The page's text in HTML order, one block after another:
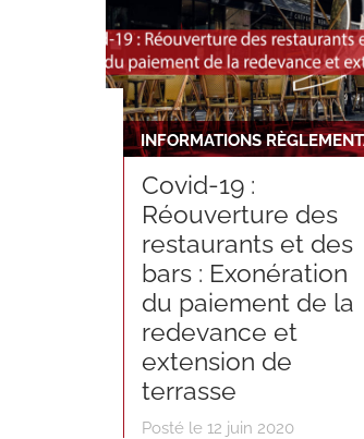
Covid-19 :
Réouverture des
restaurants et des
bars : Exonération
du paiement de la
redevance et
extension de
terrasse
Posté le 12 juin 2020